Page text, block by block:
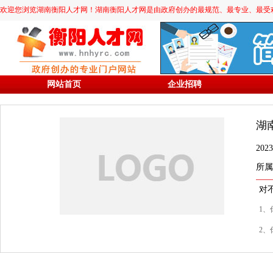
欢迎您浏览湖南衡阳人才网！湖南衡阳人才网是由政府创办的最规范、最专业、最
网站首页 企业招聘
湖
所
对
1、
2、